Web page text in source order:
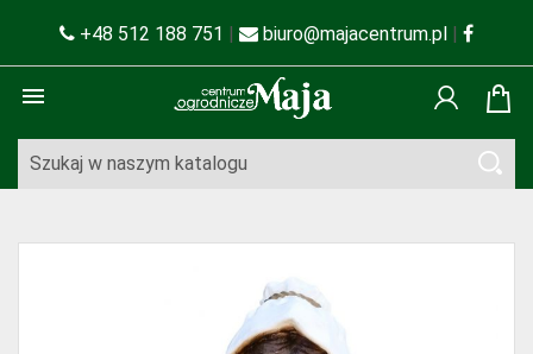
+48 512 188 751 | biuro@majacentrum.pl |
